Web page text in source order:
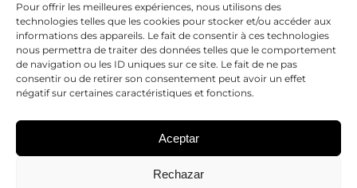
Pour offrir les meilleures expériences, nous utilisons des
technologies telles que les cookies pour stocker et/ou accéder aux
informations des appareils. Le fait de consentir à ces technologies
nous permettra de traiter des données telles que le comportement
de navigation ou les ID uniques sur ce site. Le fait de ne pas
consentir ou de retirer son consentement peut avoir un effet
négatif sur certaines caractéristiques et fonctions.
Aceptar
Rechazar
Nombre*
Correo electrónico *